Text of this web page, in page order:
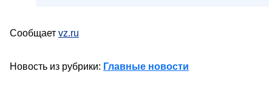
Сообщает vz.ru
Новость из рубрики: Главные новости